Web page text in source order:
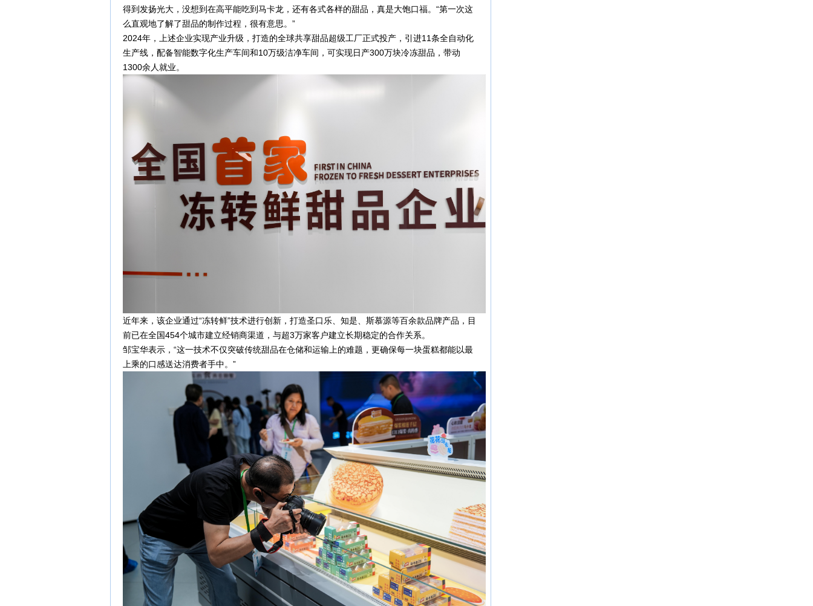
得到发扬光大，没想到在高平能吃到马卡龙，还有各式各样的甜品，真是大饱口福。“第一次这
么直观地了解了甜品的制作过程，很有意思。”
2024年，上述企业实现产业升级，打造的全球共享甜品超级工厂正式投产，引进11条全自动化
生产线，配备智能数字化生产车间和10万级洁净车间，可实现日产300万块冷冻甜品，带动
1300余人就业。
近年来，该企业通过“冻转鲜”技术进行创新，打造圣口乐、知是、斯慕源等百余款品牌产品，目
前已在全国454个城市建立经销商渠道，与超3万家客户建立长期稳定的合作关系。
邹宝华表示，“这一技术不仅突破传统甜品在仓储和运输上的难题，更确保每一块蛋糕都能以最
上乘的口感送达消费者手中。”